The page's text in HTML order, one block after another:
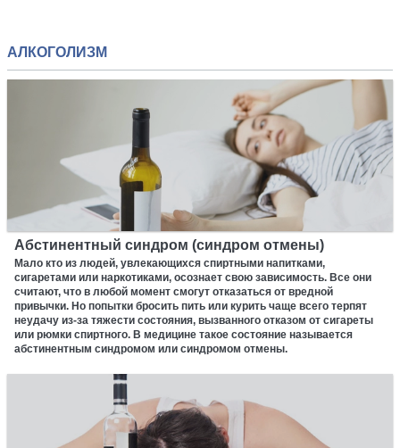
АЛКОГОЛИЗМ
Абстинентный синдром (синдром отмены)
Мало кто из людей, увлекающихся спиртными напитками,
сигаретами или наркотиками, осознает свою зависимость. Все они
считают, что в любой момент смогут отказаться от вредной
привычки. Но попытки бросить пить или курить чаще всего терпят
неудачу из-за тяжести состояния, вызванного отказом от сигареты
или рюмки спиртного. В медицине такое состояние называется
абстинентным синдромом или синдромом отмены.